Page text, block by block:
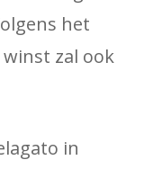
het
zal ook
in